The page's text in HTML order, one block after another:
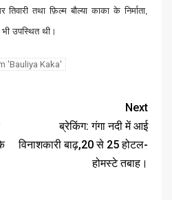
तथा फ़िल्म बौल्या काका के निर्माता,
भी उपस्थित थी।
'Bauliya Kaka'
Next
ब्रेकिंग: गंगा नदी में आई
विनाशकारी बाढ़,20 से 25 होटल-
होमस्टे तबाह।